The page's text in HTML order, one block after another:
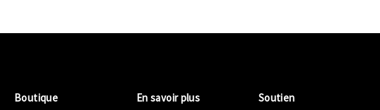
Boutique En savoir plus Soutien